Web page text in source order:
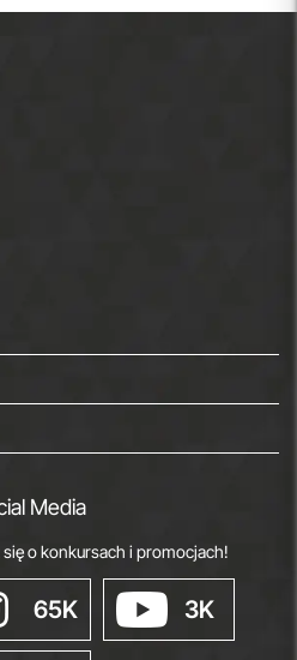
Media
o konkursach i promocjach!
65K 3K